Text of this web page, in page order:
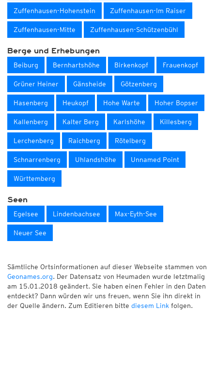
Zuffenhausen-Hohenstein Zuffenhausen-Im Raiser
Zuffenhausen-Mitte Zuffenhausen-Schützenbühl
Berge und Erhebungen
Beiburg Bernhartshöhe Birkenkopf Frauenkopf
Grüner Heiner Gänsheide Götzenberg
Hasenberg Heukopf Hohe Warte Hoher Bopser
Kallenberg Kalter Berg Karlshöhe Killesberg
Lerchenberg Raichberg Rötelberg
Schnarrenberg Uhlandshöhe Unnamed Point
Württemberg
Seen
Egelsee Lindenbachsee Max-Eyth-See
Neuer See
Sämtliche Ortsinformationen auf dieser Webseite stammen von
Geonames.org. Der Datensatz von Heumaden wurde letztmalig
am 15.01.2018 geändert. Sie haben einen Fehler in den Daten
entdeckt? Dann würden wir uns freuen, wenn Sie ihn direkt in
der Quelle ändern. Zum Editieren bitte diesem Link folgen.